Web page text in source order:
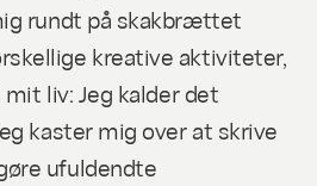
rundt på skakbrættet
kreative aktiviteter,
liv: Jeg kalder det
kaster mig over at skrive
ufuldendte